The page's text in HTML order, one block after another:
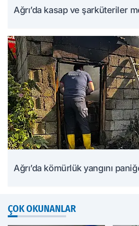
Ağrı’da kasap ve şarküteriler
Ağrı’da kömürlük yangını
ÇOK OKUNANLAR